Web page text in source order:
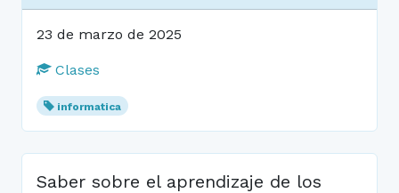
23 de marzo de 2025
Clases
informatica
Saber sobre el aprendizaje de los